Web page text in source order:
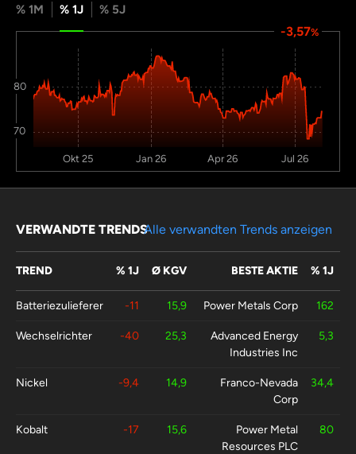
% 1M % 1J % 5J
-3,57%
70
80
Okt 25 Jan 26 Apr 26 Jul 26
VERWANDTE TRENDS
TREND % 1J Ø KGV BESTE AKTIE % 1J
Batteriezulieferer -11 15,9 Power Metals Corp 162
Wechselrichter -40 25,3
Advanced Energy
Industries Inc
5,3
Nickel -9,4 14,9
Franco-Nevada
Corp
34,4
Kobalt -17 15,6
Power Metal
Resources PLC
80
Alle verwandten Trends anzeigen